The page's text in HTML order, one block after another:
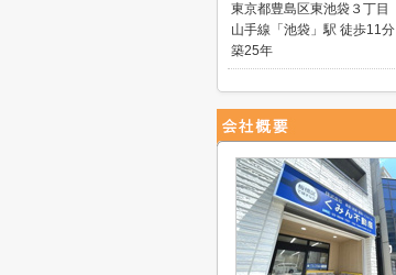
東京都豊島区東池袋３丁目
山手線「池袋」駅 徒歩11分
築25年